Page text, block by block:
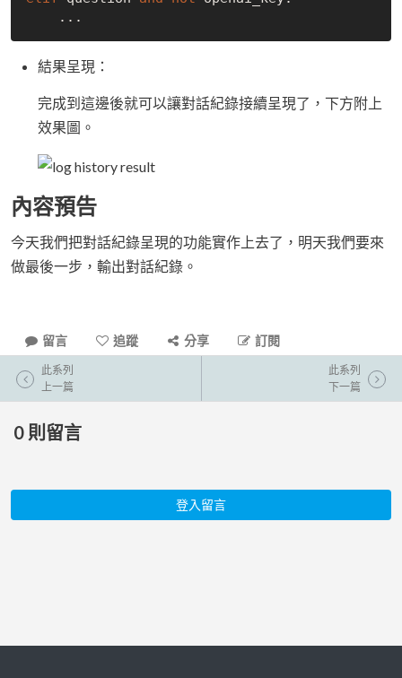
結果呈現：
完成到這邊後就可以讓對話紀錄接續呈現了，下方附上
效果圖。
內容預告
今天我們把對話紀錄呈現的功能實作上去了，明天我們要來
做最後一步，輸出對話紀錄。
留言 追蹤 分享 訂閱
此系列
上一篇
此系列
下一篇
0 則留言
登入留言